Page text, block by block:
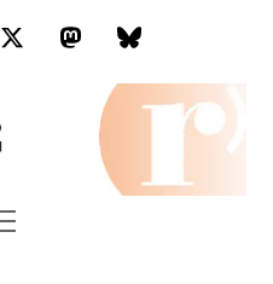
TwitterMastodonBluesky
Menu